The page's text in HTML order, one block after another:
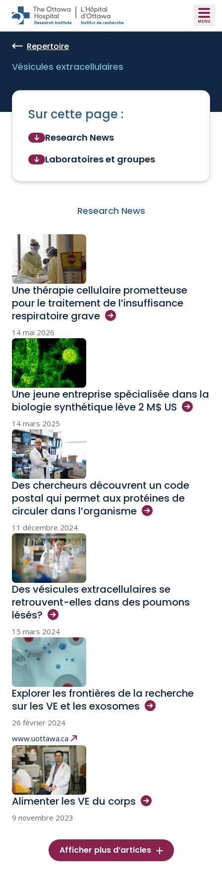
Skip to main content
Repertoire
Vésicules extracellulaires
Sur cette page :
Research News
Laboratoires et groupes
Research News
Une thérapie cellulaire prometteuse
pour le traitement de l’insuffisance
respiratoire grave
14 mai 2026
Une jeune entreprise spécialisée dans la
biologie synthétique lève 2 M$ US
14 mars 2025
Des chercheurs découvrent un code
postal qui permet aux protéines de
circuler dans l’organisme
11 décembre 2024
Des vésicules extracellulaires se
retrouvent-elles dans des poumons
lésés?
15 mars 2024
Explorer les frontières de la recherche
sur les VE et les exosomes
26 février 2024
www.uottawa.ca
Alimenter les VE du corps
9 novembre 2023
Afficher plus d’articles